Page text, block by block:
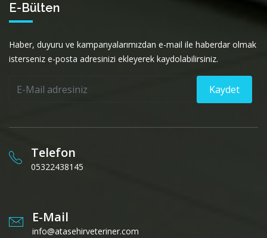
E-Bülten
Haber, duyuru ve kampanyalarımızdan e-mail ile haberdar olmak
isterseniz e-posta adresinizi ekleyerek kaydolabilirsiniz.
Kaydet
Telefon
05322438145
E-Mail
info@atasehirveteriner.com